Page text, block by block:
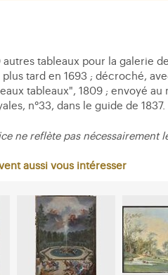
tableaux pour la galerie
plus tard en 1693 ; décroché,
tableaux", 1809 ; envoyé
n°33, dans le guide de
ne reflète pas nécessairement
aussi vous intéresser